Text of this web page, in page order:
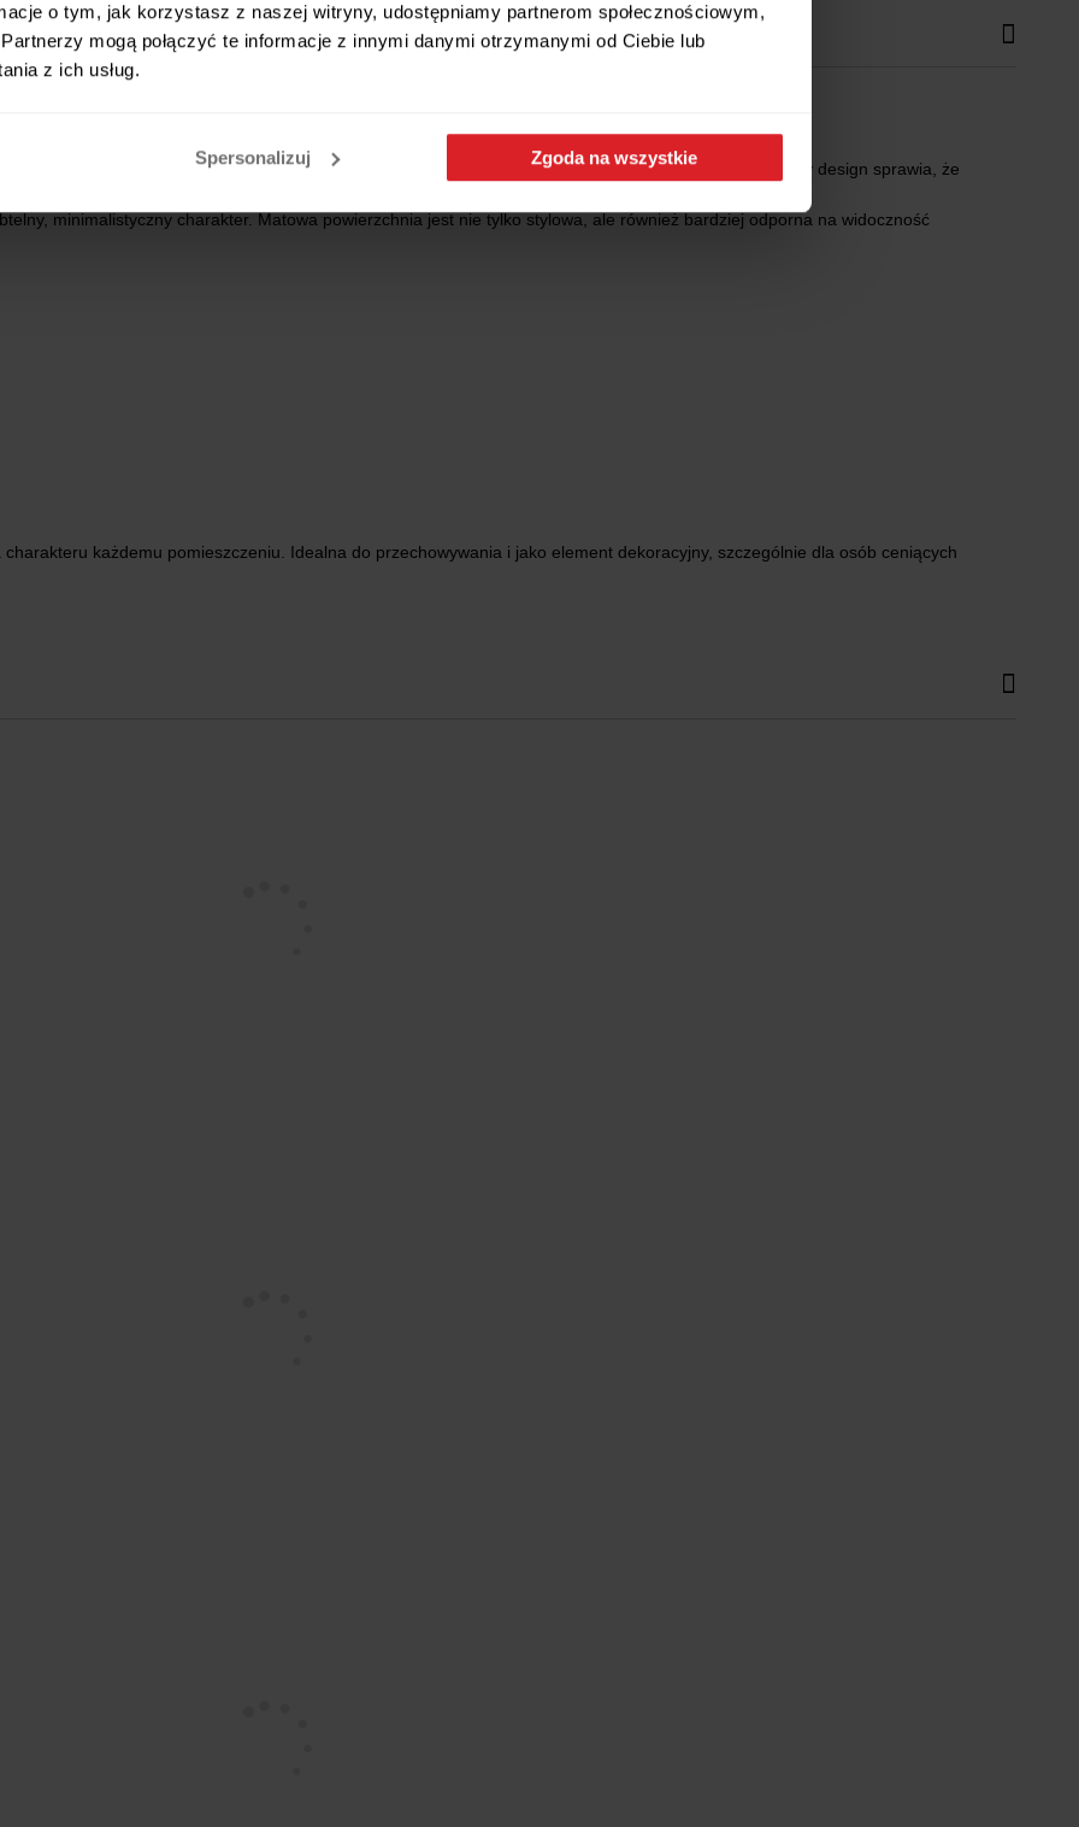
o tym, jak korzystasz z naszej witryny, udostępniamy partnerom społecznościowym,
mogą połączyć te informacje z innymi danymi otrzymanymi od Ciebie lub
z ich usług.
Spersonalizuj Zgoda na wszystkie
sprawdzi się zarówno w sypialni, jak i innych pomieszczeniach w Twoim domu. Nowoczesny i unikalny design sprawia, że
minimalistyczny charakter. Matowa powierzchnia jest nie tylko stylowa, ale również bardziej odporna na widoczność
każdemu pomieszczeniu. Idealna do przechowywania i jako element dekoracyjny, szczególnie dla osób ceniących